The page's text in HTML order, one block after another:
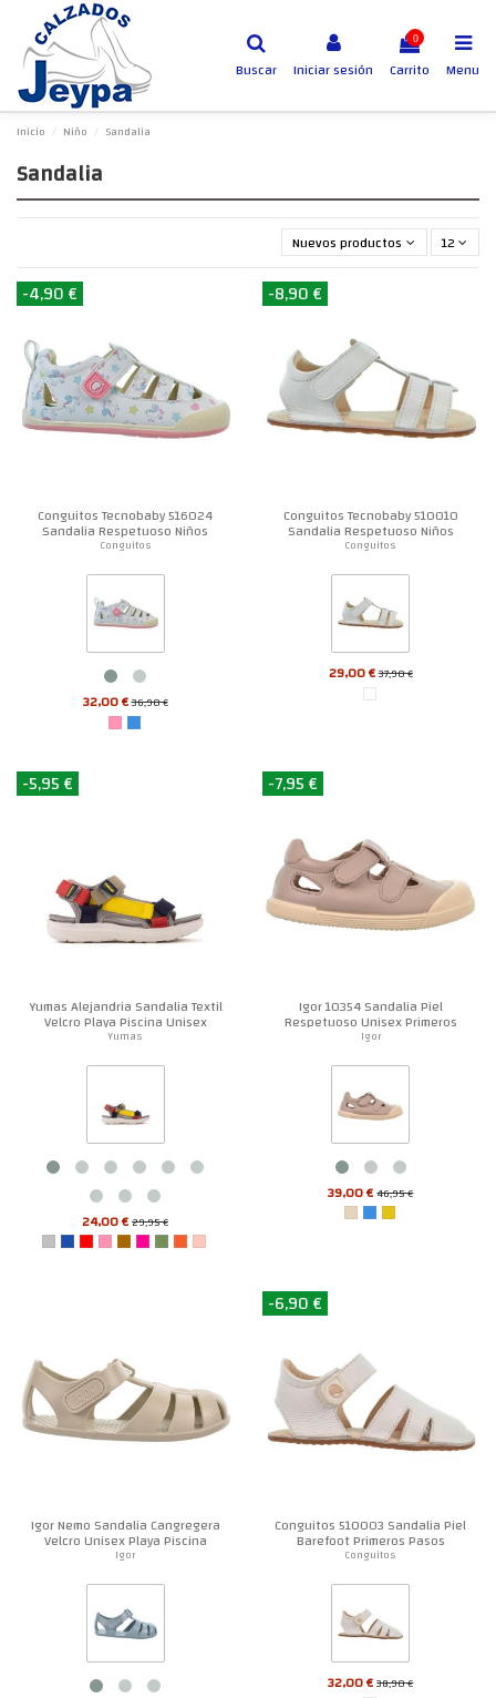
Buscar Iniciar sesión
0
Carrito Menu
Inicio Niño Sandalia
Sandalia
Nuevos productos primero12
-4,90 €
Conguitos Tecnobaby 516024
Sandalia Respetuoso Niños
Conguitos
32,00 €36,90 €
-8,90 €
Conguitos Tecnobaby 510010
Sandalia Respetuoso Niños
Conguitos
29,00 €37,90 €
-5,95 €
Yumas Alejandria Sandalia Textil
Velcro Playa Piscina Unisex
Yumas
24,00 €29,95 €
-7,95 €
Igor 10354 Sandalia Piel
Respetuoso Unisex Primeros
Pasos
Igor
39,00 €46,95 €
Igor Nemo Sandalia Cangregera
Velcro Unisex Playa Piscina
Igor
-6,90 €
Conguitos 510003 Sandalia Piel
Barefoot Primeros Pasos
Conguitos
32,00 €38,90 €